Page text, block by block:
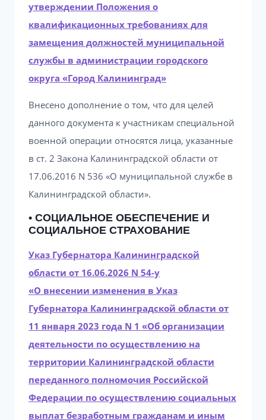
утверждении Положения о
квалификационных требованиях для
замещения должностей муниципальной
службы в администрации городского
округа «Город Калининград»
Внесено дополнение о том, что для целей
данного документа к участникам специальной
военной операции относятся лица, указанные
в ст. 2 Закона Калининградской области от
17.06.2016 N 536 «О муниципальной службе в
Калининградской области».
• СОЦИАЛЬНОЕ ОБЕСПЕЧЕНИЕ И
СОЦИАЛЬНОЕ СТРАХОВАНИЕ
Указ Губернатора Калининградской
области от 16.06.2026 N 54-у
«О внесении изменения в Указ
Губернатора Калининградской области от
11 января 2023 года N 1 «Об организации
деятельности по осуществлению на
территории Калининградской области
переданного полномочия Российской
Федерации по осуществлению социальных
выплат безработным гражданам и иным